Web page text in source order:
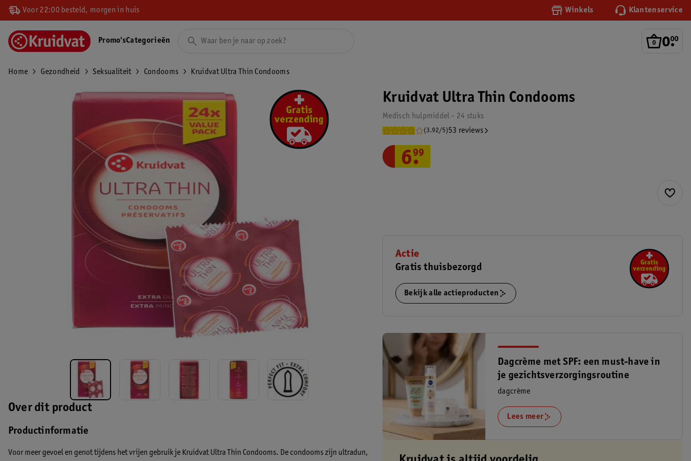
Voor 22:00 besteld, morgen in huis Winkels Klantenservice
0.
00
Promo'sCategorieën
Home Gezondheid Seksualiteit Condooms Kruidvat Ultra Thin Condooms
Over dit product
Productinformatie
Voor meer gevoel en genot tijdens het vrijen gebruik je Kruidvat Ultra Thin Condooms. De condooms zijn ultradun,
Kruidvat Ultra Thin Condooms
Medisch hulpmiddel - 24 stuks
(3.92/5)53 reviews
6.
99
Actie
Gratis thuisbezorgd
Bekijk alle actieproducten
Dagcrème met SPF: een must-have in
je gezichtsverzorgingsroutine
dagcrème
Lees meer